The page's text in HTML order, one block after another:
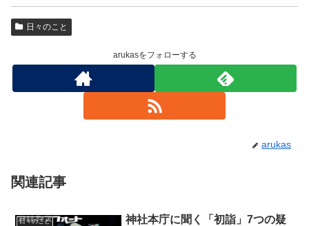
日々のこと
arukasをフォローする
arukas
関連記事
日々のこと
神社本庁に聞く「初詣」7つの疑